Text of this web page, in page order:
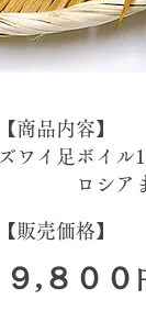
​【商品内容】
ズワイ足ボイル
ロシアまた
【販売価格】
９,８００